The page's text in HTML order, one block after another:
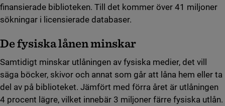
finansierade biblioteken. Till det kommer över 41 miljoner
sökningar i licensierade databaser.
De fysiska lånen minskar
Samtidigt minskar utlåningen av fysiska medier, det vill
säga böcker, skivor och annat som går att låna hem eller ta
del av på biblioteket. Jämfört med förra året är utlåningen
4 procent lägre, vilket innebär 3 miljoner färre fysiska utlån.